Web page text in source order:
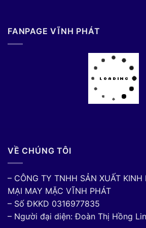
FANPAGE VĨNH PHÁT
VỀ CHÚNG TÔI
– CÔNG TY TNHH SẢN XUẤT
MẠI MAY MẶC VĨNH PHÁT
– Số ĐKKD 0316977835
– Người đại diện: Đoàn Thị Hồng